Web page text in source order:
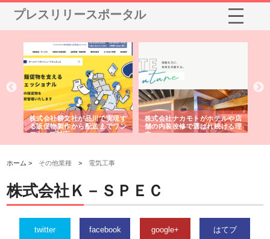
プレスリリースポータル
株式会社耕文社が品川で実現す
る販促物製作から配送までワン
ストップ対応
株式会社ナカモトがホテルや店
舗の内装改修で選ばれ続ける理
由
ホーム > その他業種 > 電気工事
株式会社Ｋ－ＳＰＥＣ
twitter facebook google+ はてブ